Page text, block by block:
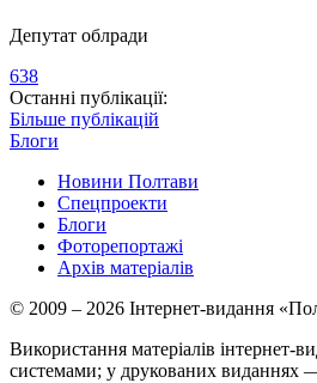
Депутат облради
638
Останні публікації:
Більше публікацій
Блоги
Новини Полтави
Спецпроекти
Блоги
Фоторепортажі
Архів матеріалів
© 2009 – 2026 Інтернет-видання
Використання матеріалів інтернет-
системами; у друкованих виданнях